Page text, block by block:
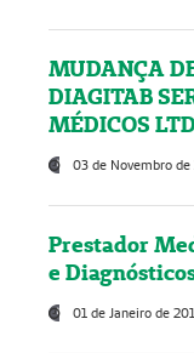
MUDANÇA
DIAGITAB
MÉDICOS
03 de Novembro
Prestador
e
01 de Janeiro de